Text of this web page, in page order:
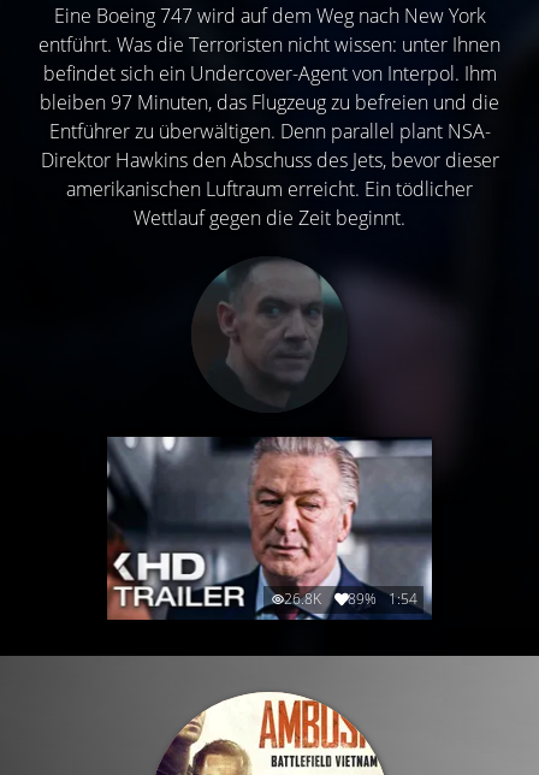
Eine Boeing 747 wird auf dem Weg nach New York
entführt. Was die Terroristen nicht wissen: unter Ihnen
befindet sich ein Undercover-Agent von Interpol. Ihm
bleiben 97 Minuten, das Flugzeug zu befreien und die
Entführer zu überwältigen. Denn parallel plant NSA-
Direktor Hawkins den Abschuss des Jets, bevor dieser
amerikanischen Luftraum erreicht. Ein tödlicher
Wettlauf gegen die Zeit beginnt.
26.8K 89% 1:54